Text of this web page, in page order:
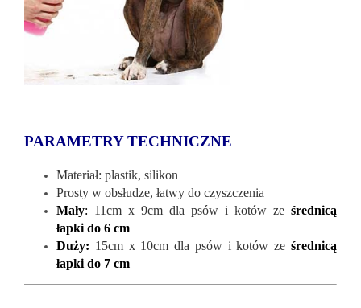
PARAMETRY TECHNICZNE
Materiał: plastik, silikon
Prosty w obsłudze, łatwy do czyszczenia
Mały: 11cm x 9cm dla psów i kotów ze średnicą
łapki do 6 cm
Duży: 15cm x 10cm dla psów i kotów ze średnicą
łapki do 7 cm